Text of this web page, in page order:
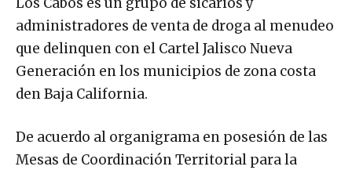
administradores de venta de droga al menudeo
que delinquen con el Cartel Jalisco Nueva
Generación en los municipios de zona costa
den Baja California.
De acuerdo al organigrama en posesión de las
Mesas de Coordinación Territorial para la